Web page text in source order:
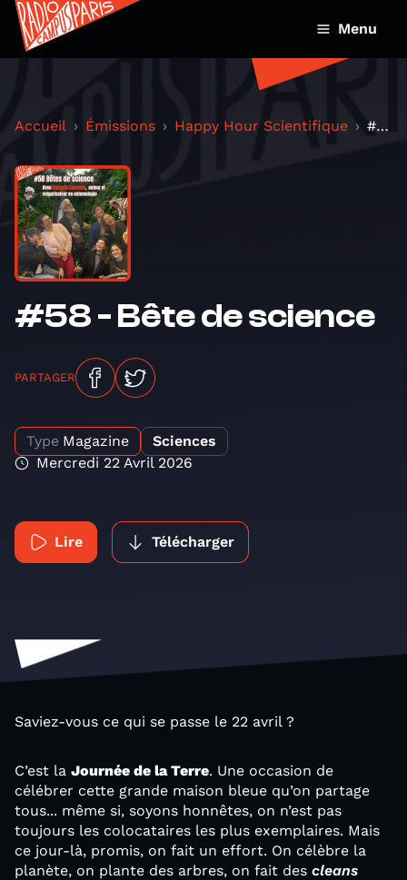
Menu
Accueil Émissions Happy Hour Scientifique #58 - Bête de science
#58 - Bête de science
PARTAGER
Type Magazine
Sciences
Mercredi 22 Avril 2026
Lire Télécharger
Saviez-vous ce qui se passe le 22 avril ?
C’est la Journée de la Terre. Une occasion de
célébrer cette grande maison bleue qu’on partage
tous... même si, soyons honnêtes, on n’est pas
toujours les colocataires les plus exemplaires. Mais
ce jour-là, promis, on fait un effort. On célèbre la
planète, on plante des arbres, on fait des cleans